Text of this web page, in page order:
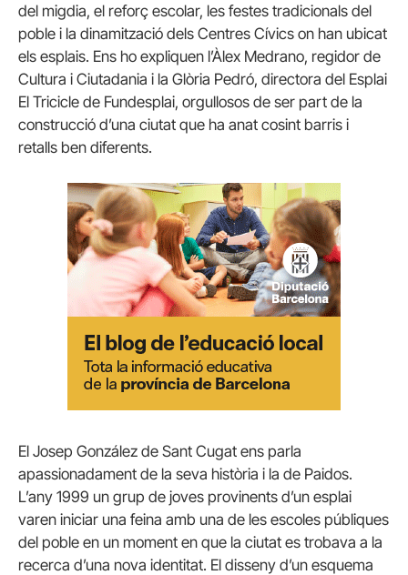
del migdia, el reforç escolar, les festes tradicionals del
poble i la dinamització dels Centres Cívics on han ubicat
els esplais. Ens ho expliquen l’Àlex Medrano, regidor de
Cultura i Ciutadania i la Glòria Pedró, directora del Esplai
El Tricicle de Fundesplai, orgullosos de ser part de la
construcció d’una ciutat que ha anat cosint barris i
retalls ben diferents.
El Josep González de Sant Cugat ens parla
apassionadament de la seva història i la de Paidos.
L’any 1999 un grup de joves provinents d’un esplai
varen iniciar una feina amb una de les escoles públiques
del poble en un moment en que la ciutat es trobava a la
recerca d’una nova identitat. El disseny d’un esquema